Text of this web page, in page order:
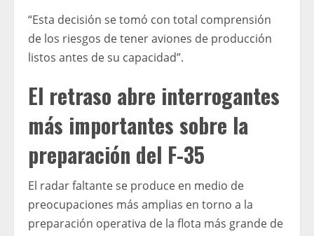
“Esta decisión se tomó con total comprensión
de los riesgos de tener aviones de producción
listos antes de su capacidad”.
El retraso abre interrogantes
más importantes sobre la
preparación del F-35
El radar faltante se produce en medio de
preocupaciones más amplias en torno a la
preparación operativa de la flota más grande de